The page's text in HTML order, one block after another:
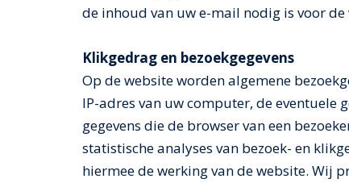
de inhoud van uw e-mail nodig is voor
Klikgedrag en bezoekgegevens
Op de website worden algemene
IP-adres van uw computer, de
gegevens die de browser van een
statistische analyses van bezoek- en
hiermee de werking van de website. Wij